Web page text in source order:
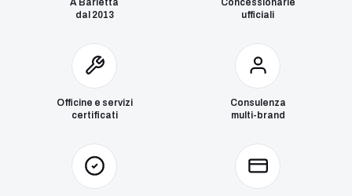
dal 2013
ufficiali
Officine e servizi
certificati
Consulenza
multi-brand